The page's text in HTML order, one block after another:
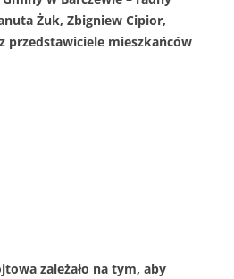
Żuk, Zbigniew Cipior,
przedstawiciele mieszkańców
zależało na tym, aby